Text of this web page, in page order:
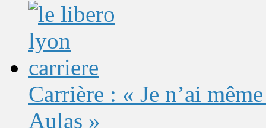
Carrière : « Je n’ai
Aulas »